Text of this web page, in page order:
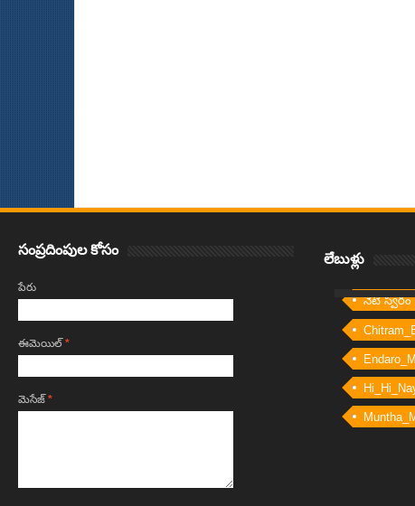
సంప్రదింపుల కోసం
పేరు
ఈమెయిల్‌ *
మెసేజ్‌ *
లేబుళ్లు
నేటి స్వరం